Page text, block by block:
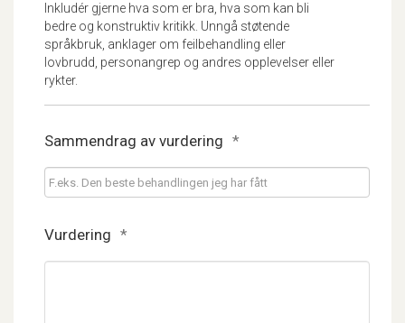
Inkludér gjerne hva som er bra, hva som kan bli
bedre og konstruktiv kritikk. Unngå støtende
språkbruk, anklager om feilbehandling eller
lovbrudd, personangrep og andres opplevelser eller
rykter.
Sammendrag av vurdering *
Vurdering *